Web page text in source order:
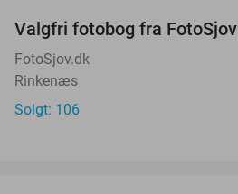
Valgfri fotobog fra FotoSjov
FotoSjov.dk
Rinkenæs
Solgt: 106